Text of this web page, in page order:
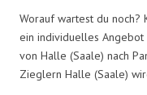
Worauf wartest du
ein individuelles
von Halle (Saale) nach
Zieglern Halle (Saale)